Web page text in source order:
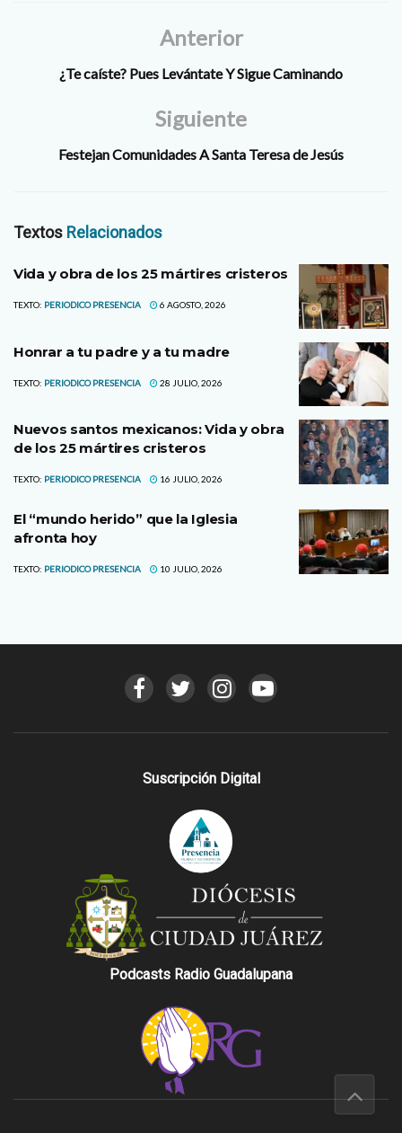
Anterior
¿Te caíste? Pues Levántate Y Sigue Caminando
Siguiente
Festejan Comunidades A Santa Teresa de Jesús
Textos Relacionados
Vida y obra de los 25 mártires cristeros
TEXTO: PERIODICO PRESENCIA 6 AGOSTO, 2026
Honrar a tu padre y a tu madre
TEXTO: PERIODICO PRESENCIA 28 JULIO, 2026
Nuevos santos mexicanos: Vida y obra
de los 25 mártires cristeros
TEXTO: PERIODICO PRESENCIA 16 JULIO, 2026
El “mundo herido” que la Iglesia
afronta hoy
TEXTO: PERIODICO PRESENCIA 10 JULIO, 2026
Suscripción Digital
Podcasts Radio Guadalupana